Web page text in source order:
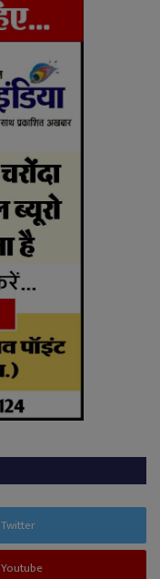
Twitter
Youtube